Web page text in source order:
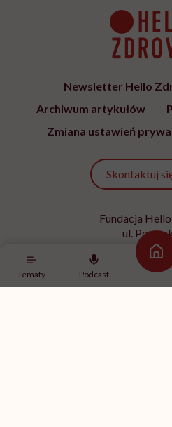
Tematy Podcast
Newsletter Hello
Archiwum artykułów
Zmiana ustawień
Skontaktuj
Fundacja
ul.
02-822
NIP
Kontakt z